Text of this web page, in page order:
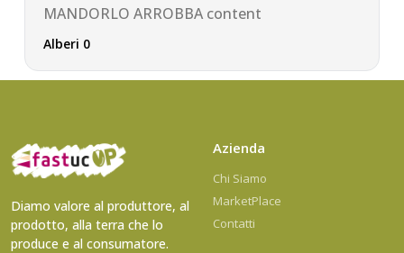
MANDORLO ARROBBA content
Alberi 0
Diamo valore al produttore, al
prodotto, alla terra che lo
produce e al consumatore.
Azienda
Chi Siamo
MarketPlace
Contatti